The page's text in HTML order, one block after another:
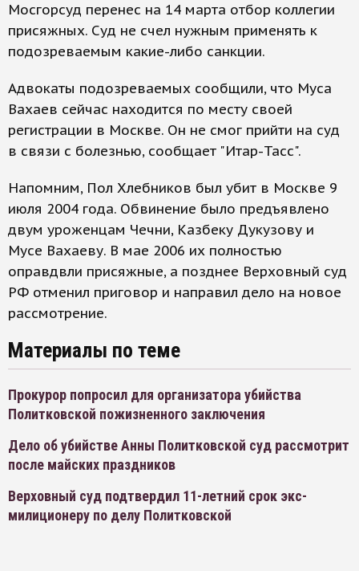
Мосгорсуд перенес на 14 марта отбор коллегии
присяжных. Суд не счел нужным применять к
подозреваемым какие-либо санкции.
Адвокаты подозреваемых сообщили, что Муса
Вахаев сейчас находится по месту своей
регистрации в Москве. Он не смог прийти на суд
в связи с болезнью, сообщает "Итар-Тасс".
Напомним, Пол Хлебников был убит в Москве 9
июля 2004 года. Обвинение было предъявлено
двум уроженцам Чечни, Казбеку Дукузову и
Мусе Вахаеву. В мае 2006 их полностью
оправдвли присяжные, а позднее Верховный суд
РФ отменил приговор и направил дело на новое
рассмотрение.
Материалы по теме
Прокурор попросил для организатора убийства
Политковской пожизненного заключения
Дело об убийстве Анны Политковской суд рассмотрит
после майских праздников
Верховный суд подтвердил 11-летний срок экс-
милиционеру по делу Политковской